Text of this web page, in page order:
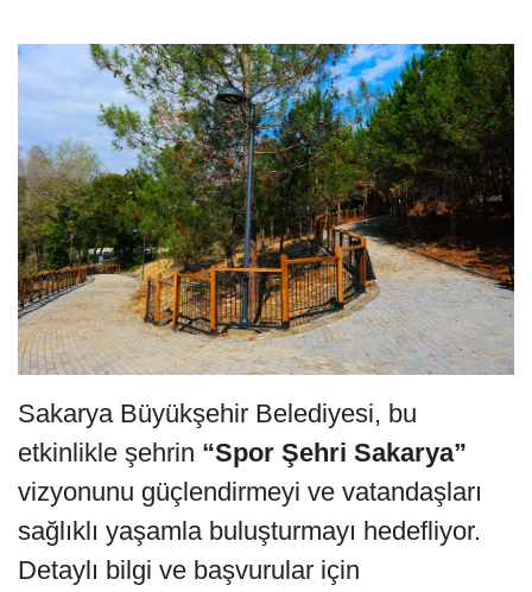
Sakarya Büyükşehir Belediyesi, bu
etkinlikle şehrin “Spor Şehri Sakarya”
vizyonunu güçlendirmeyi ve vatandaşları
sağlıklı yaşamla buluşturmayı hedefliyor.
Detaylı bilgi ve başvurular için